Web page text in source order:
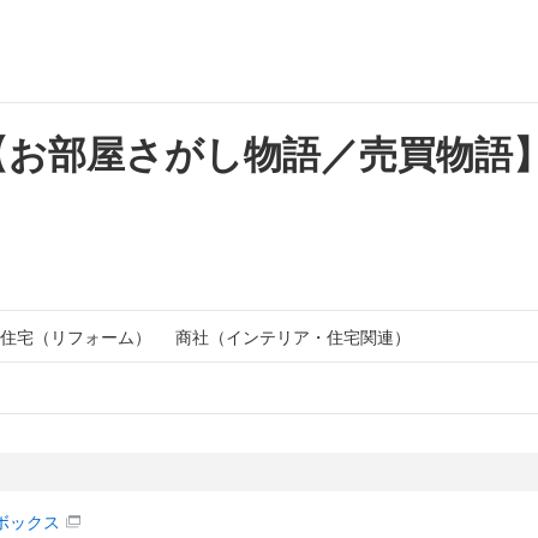
部屋さがし物語／売買物語
住宅（リフォーム） 商社（インテリア・住宅関連）
ックス